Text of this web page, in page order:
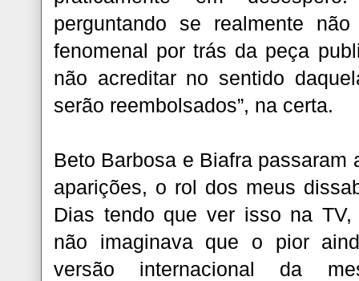
perguntando se realmente
fenomenal por trás da peça
não acreditar no sentido
serão reembolsados”, na certa.
Beto Barbosa e Biafra passaram
aparições, o rol dos meus
Dias tendo que ver isso na TV,
não imaginava que o pior
versão internacional da